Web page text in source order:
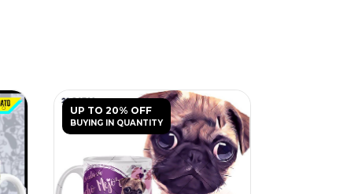
UP TO 20% OFF
BUYING IN QUANTITY